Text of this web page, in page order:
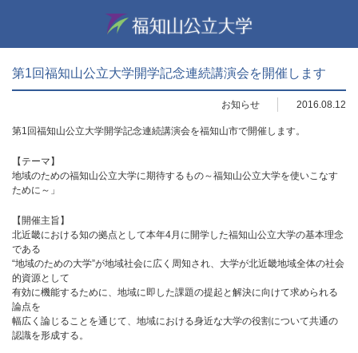
第1回福知山公立大学開学記念連続講演会を開催します
お知らせ 2016.08.12
第1回福知山公立大学開学記念連続講演会を福知山市で開催します。
【テーマ】
地域のための福知山公立大学に期待するもの～福知山公立大学を使いこなす
ために～」
【開催主旨】
北近畿における知の拠点として本年4月に開学した福知山公立大学の基本理念
である
“地域のための大学”が地域社会に広く周知され、大学が北近畿地域全体の社会
的資源として
有効に機能するために、地域に即した課題の提起と解決に向けて求められる
論点を
幅広く論じることを通じて、地域における身近な大学の役割について共通の
認識を形成する。